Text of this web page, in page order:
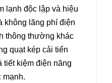
lạnh độc lập và hiệu
không lãng phí điện
thông thường khác
quạt kép cải tiến
tiết kiệm điện năng
mạnh.